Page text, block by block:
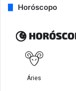
Horóscopo